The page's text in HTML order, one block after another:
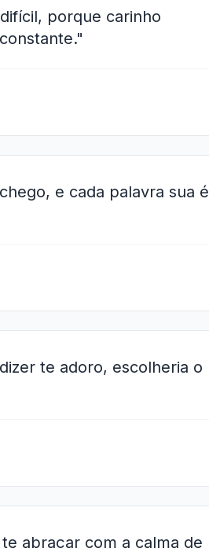
porque carinho
e cada palavra sua é
te adoro, escolheria o
abraçar com a calma de